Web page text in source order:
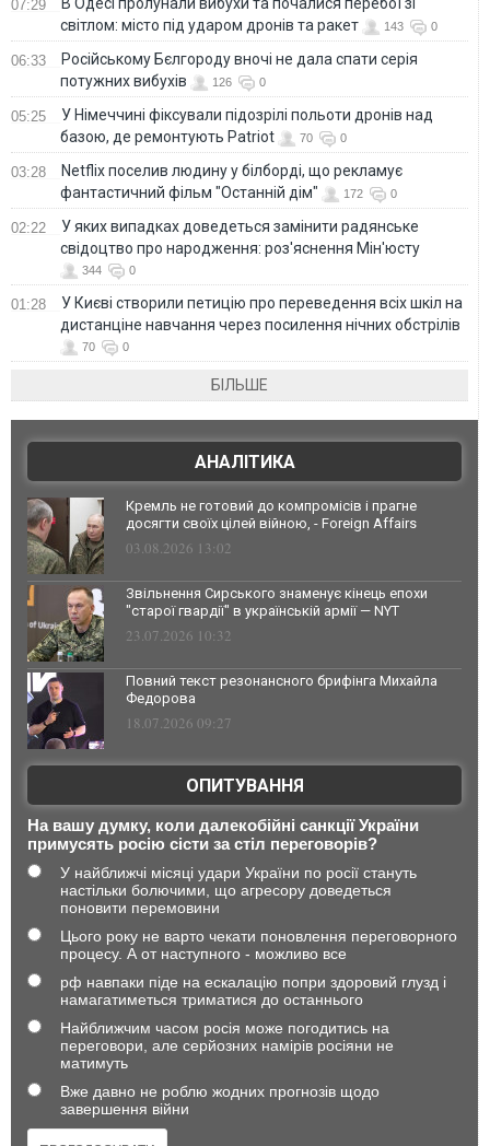
07:29
світлом: місто під ударом дронів та ракет
143 0
06:33
Російському Бєлгороду вночі не дала спати серія
потужних вибухів
126 0
05:25
У Німеччині фіксували підозрілі польоти дронів над
базою, де ремонтують Patriot
70 0
03:28
Netflix поселив людину у білборді, що рекламує
фантастичний фільм "Останній дім"
172 0
02:22
У яких випадках доведеться замінити радянське
свідоцтво про народження: роз'яснення Мін'юсту
344 0
01:28
У Києві створили петицію про переведення всіх шкіл на
дистанціне навчання через посилення нічних обстрілів
70 0
БІЛЬШЕ
АНАЛІТИКА
Кремль не готовий до компромісів і прагне
досягти своїх цілей війною, - Foreign Affairs
03.08.2026 13:02
Звільнення Сирського знаменує кінець епохи
"старої гвардії" в українській армії — NYT
23.07.2026 10:32
Повний текст резонансного брифінга Михайла
Федорова
18.07.2026 09:27
ОПИТУВАННЯ
На вашу думку, коли далекобійні санкції України
примусять росію сісти за стіл переговорів?
У найближчі місяці удари України по росії стануть
настільки болючими, що агресору доведеться
поновити перемовини
Цього року не варто чекати поновлення переговорного
процесу. А от наступного - можливо все
рф навпаки піде на ескалацію попри здоровий глузд і
намагатиметься триматися до останнього
Найближчим часом росія може погодитись на
переговори, але серйозних намірів росіяни не
матимуть
Вже давно не роблю жодних прогнозів щодо
завершення війни